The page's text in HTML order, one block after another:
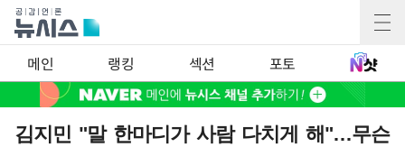
메인 랭킹 섹션 포토
김지민 "말 한마디가 사람 다치게 해"…무슨